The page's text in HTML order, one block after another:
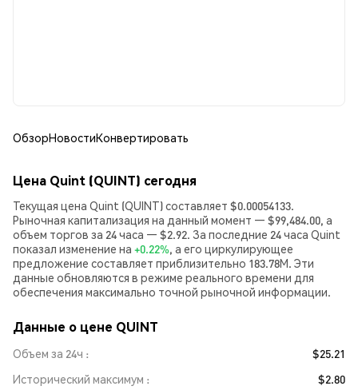
ОбзорНовостиКонвертировать
Цена Quint (QUINT) сегодня
Текущая цена Quint (QUINT) составляет $0.00054133.
Рыночная капитализация на данный момент — $99,484.00, а
объем торгов за 24 часа — $2.92. За последние 24 часа Quint
показал изменение на +0.22%, а его циркулирующее
предложение составляет приблизительно 183.78M. Эти
данные обновляются в режиме реального времени для
обеспечения максимально точной рыночной информации.
Данные о цене QUINT
Объем за 24ч
$25.21
Исторический максимум
$2.80